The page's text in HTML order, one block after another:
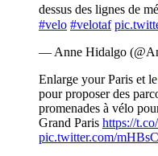
dessus des lignes de
#velo #velotaf
— Anne Hidalgo
Enlarge your Paris et le
pour proposer des
promenades à vélo
Grand Paris https://
pic.twitter.com/